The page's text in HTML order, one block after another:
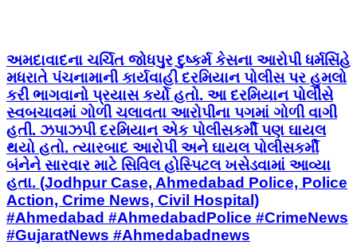
અમદાવાદના ચર્ચિત જોધપુર દુષ્કર્મ કેસના આરોપી ધર્મસિંહે
મધરાતે પંચનામાની કાર્યવાહી દરમિયાન પોલીસ પર હુમલો
કરી ભાગવાનો પ્રયાસ કર્યો હતો. આ દરમિયાન પોલીસે
સ્વબચાવમાં ગોળી ચલાવતા આરોપીના પગમાં ગોળી વાગી
હતી. ઝપાઝપી દરમિયાન એક પોલીસકર્મી પણ ઘાયલ
થયો હતો. ત્યારબાદ આરોપી અને ઘાયલ પોલીસકર્મી
બંનેને સારવાર માટે સિવિલ હોસ્પિટલ ખસેડવામાં આવ્યા
હતા. (Jodhpur Case, Ahmedabad Police, Police
Action, Crime News, Civil Hospital)
#Ahmedabad #AhmedabadPolice #CrimeNews
#GujaratNews #Ahmedabadnews